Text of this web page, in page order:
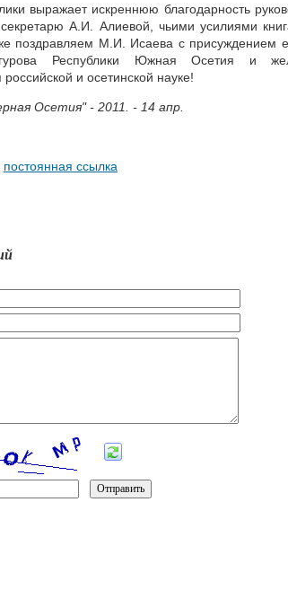
выражает искреннюю благодарность
А.И. Алиевой, чьими усилиями
поздравляем М.И. Исаева с присуждением
Республики Южная Осетия и
и осетинской науке!
Осетия" - 2011. - 14 апр.
постоянная ссылка